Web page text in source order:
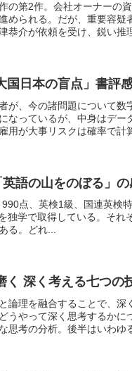
の第2作。会社オーナーの
められる。だが、重要容
恭介が依頼を受け、鋭い推
国日本の盲点」書評
が、今の諸問題について数
なっているが、中身はデ
用が大事リスクは確率で計
語の山をのぼる」の
点、英検1級、国連英検
独学で取得している。それ
る。どれ...
く 深く考える七つの
論理を融合することで、
うやって深く思考するか
思考の分析。後半はいわゆ